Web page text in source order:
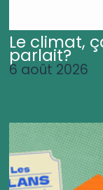
Le climat,
parlait?
6 août 2026